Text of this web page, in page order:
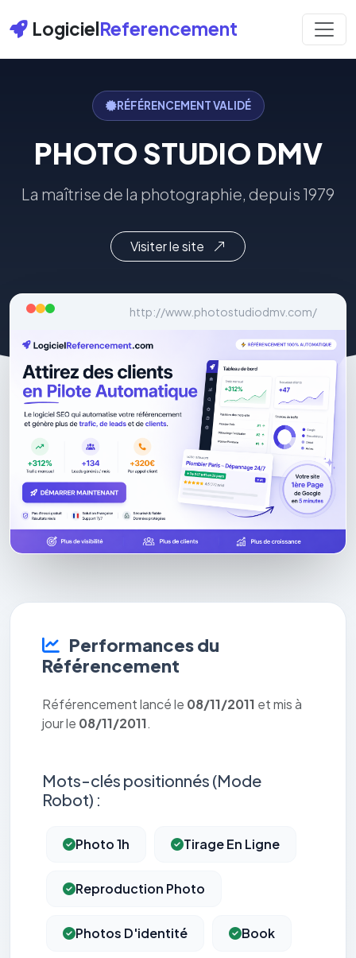
LogicielReferencement
RÉFÉRENCEMENT VALIDÉ
PHOTO STUDIO DMV
La maîtrise de la photographie, depuis 1979
Visiter le site
http://www.photostudiodmv.com/
Performances du
Référencement
Référencement lancé le 08/11/2011 et mis à
jour le 08/11/2011.
Mots-clés positionnés (Mode
Robot) :
Photo 1h Tirage En Ligne
Reproduction Photo
Photos D'identité Book